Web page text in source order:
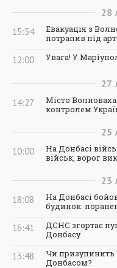
28
15:54
Евакуація з
потрапив під
12:00 Увага! У
27
14:27
Місто
контролем
25
10:00
На Донбасі
військ, ворог
23
18:08
На Донбасі
будинок:
16:41
ДСНС згортає
Донбасу
13:48
Чи призупинить
Донбасом?